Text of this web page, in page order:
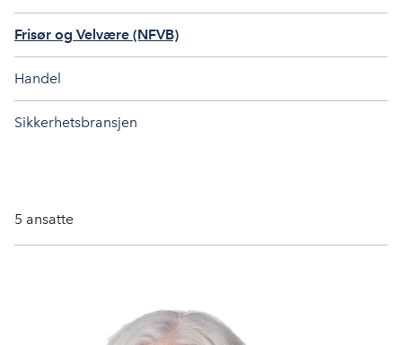
Frisør og Velvære (NFVB)
Handel
Sikkerhetsbransjen
5 ansatte